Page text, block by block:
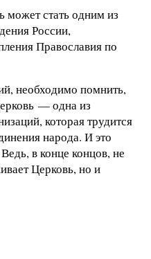
может стать одним из
России,
Православия по
необходимо помнить,
— одна из
которая трудится
народа. И это
в конце концов, не
Церковь, но и